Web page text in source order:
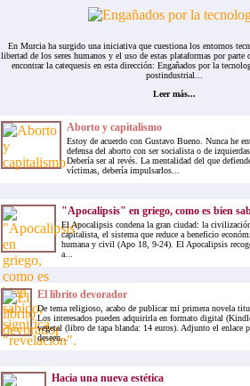
En Murcia ha surgido una iniciativa que cuestiona los entornos
libertad de los seres humanos y el uso de estas plataformas por parte
encontrar la catequesis en esta dirección: Engañados por la
postindustrial...
Leer más...
Aborto y capitalismo
Estoy de acuerdo con Gustavo Bueno. Nunca he
defensa del aborto con ser socialista o de
Debería ser al revés. La mentalidad del que
víctimas, debería impulsarlos...
"Apocalipsis" en griego, como es bien
El Apocalipsis condena la gran ciudad: la
capitalista, el sistema que reduce a beneficio
humana y civil (Apo 18, 9-24). El Apocalipsis
a...
El librito devorador
De tema religioso, acabo de publicar mi primera novela
Los interesados pueden adquirirla en formato digital
vegetal (libro de tapa blanda: 14 euros). Adjunto el enlace
deseen...
Hacia una nueva estética